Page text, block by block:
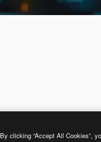
By clicking “Accept All Cookies”,